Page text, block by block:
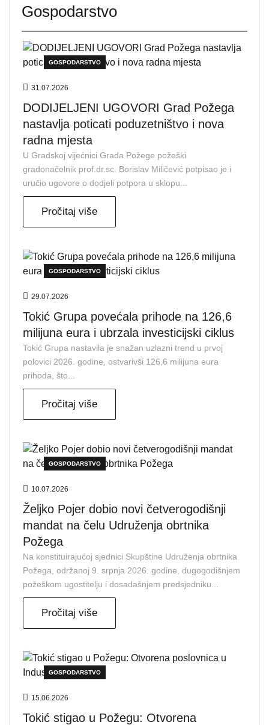
Gospodarstvo
GOSPODARSTVO
31.07.2026
DODIJELJENI UGOVORI Grad Požega
nastavlja poticati poduzetništvo i nova
radna mjesta
U Gradskoj vijećnici Grada Požege požeški
gradonačelnik prof.dr.sc. Borislav Miličević potpisao je i
uručio ugovore o dodjeli potpora u sklopu...
Pročitaj više
GOSPODARSTVO
29.07.2026
Tokić Grupa povećala prihode na 126,6
milijuna eura i ubrzala investicijski ciklus
Tokić Grupa nastavila je snažan uzlazni trend u prvoj
polovici 2026. godine, ostvarivši 126,6 milijuna eura
prihoda, što...
Pročitaj više
GOSPODARSTVO
10.07.2026
Željko Pojer dobio novi četverogodišnji
mandat na čelu Udruženja obrtnika
Požega
Na konstituirajućoj sjednici Skupštine Udruženja obrtnika
Požega, održanoj 9. srpnja 2026. godine, dugogodišnjem
požeškom ugostitelju i dosadašnjem predsjedniku...
Pročitaj više
GOSPODARSTVO
15.06.2026
Tokić stigao u Požegu: Otvorena